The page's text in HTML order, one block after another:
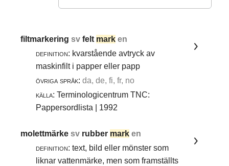
filtmarkeringsvfelt mark en
definition: kvarstående avtryck av
maskinfilt i papper eller papp
övriga språk: da, de, fi, fr, no
källa: Terminologicentrum TNC:
Pappersordlista | 1992
molettmärkesv rubber mark en
definition: text, bild eller mönster som
liknar vattenmärke, men som framställts